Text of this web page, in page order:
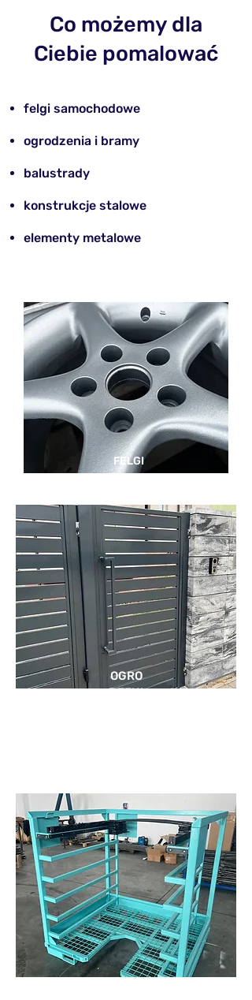
Co możemy dla
Ciebie pomalować
felgi samochodowe
​ogrodzenia i bramy
balustrady
konstrukcje stalowe
elementy metalowe
FELGI
OGRO
DZENI